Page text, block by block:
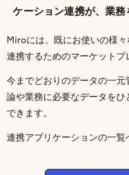
ケーション連携が、業務
Miroには、既にお使いの様
連携するためのマーケットプ
今までどおりのデータの一
論や業務に必要なデータを
できます。
連携アプリケーションの一覧